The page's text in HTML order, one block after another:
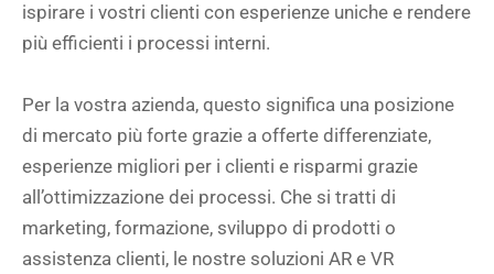
ispirare i vostri clienti con esperienze uniche e rendere
più efficienti i processi interni.
Per la vostra azienda, questo significa una posizione
di mercato più forte grazie a offerte differenziate,
esperienze migliori per i clienti e risparmi grazie
all’ottimizzazione dei processi. Che si tratti di
marketing, formazione, sviluppo di prodotti o
assistenza clienti, le nostre soluzioni AR e VR